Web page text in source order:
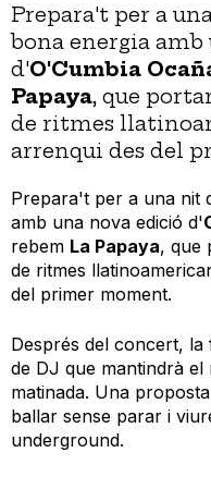
Prepara't per a
bona energia
d'O'Cumbia
Papaya, que
de ritmes
arrenqui des del
Prepara't per a una nit
amb una nova edició d'
rebem La Papaya, que
de ritmes
del primer moment.
Després del concert, la
de DJ que mantindrà
matinada. Una
ballar sense parar i
underground.